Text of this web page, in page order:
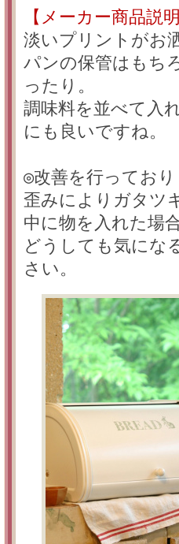
【メーカー商品説
淡いプリントがお
パンの保管はもち
ったり。
調味料を並べて入
にも良いですね。
◎改善を行ってお
歪みによりガタツ
中に物を入れた場
どうしても気にな
さい。